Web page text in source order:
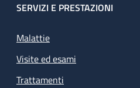
SERVIZI E PRESTAZIONI
Malattie
Visite ed esami
Trattamenti